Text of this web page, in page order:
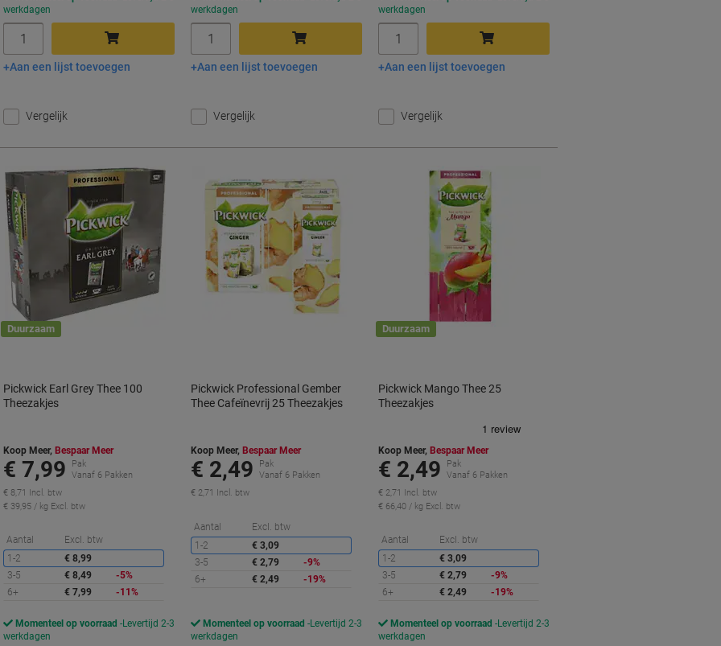
werkdagen
In winkelwagen
Aan een lijst toevoegen
Vergelijk
werkdagen
In winkelwagen
Aan een lijst toevoegen
Vergelijk
werkdagen
In winkelwagen
Aan een lijst toevoegen
Vergelijk
Duurzaam
Pickwick Earl Grey Thee 100
Theezakjes
Koop Meer, Bespaar Meer
€ 7,99
Pak
Vanaf 6 Pakken
€ 8,71 Incl. btw
€ 39,95 / kg Excl. btw
Aantal Excl. btw
Korting
1-2
€ 8,99
3-5
€ 8,49
-5%
6+
€ 7,99 -11%
Momenteel op voorraad
Levertijd 2-3
werkdagen
Pickwick Professional Gember
Thee Cafeïnevrij 25 Theezakjes
Koop Meer, Bespaar Meer
€ 2,49
Pak
Vanaf 6 Pakken
€ 2,71 Incl. btw
Aantal Excl. btw
1-2
€ 3,09
3-5
€ 2,79
-9%
6+
€ 2,49 -19%
Momenteel op voorraad
Levertijd 2-3
werkdagen
Duurzaam
Pickwick Mango Thee 25
Theezakjes
Koop Meer, Bespaar Meer
€ 2,49
Pak
Vanaf 6 Pakken
€ 2,71 Incl. btw
€ 66,40 / kg Excl. btw
Aantal Excl. btw
1-2
€ 3,09
3-5
€ 2,79
-9%
6+
€ 2,49 -19%
Momenteel op voorraad
Levertijd 2-3
werkdagen